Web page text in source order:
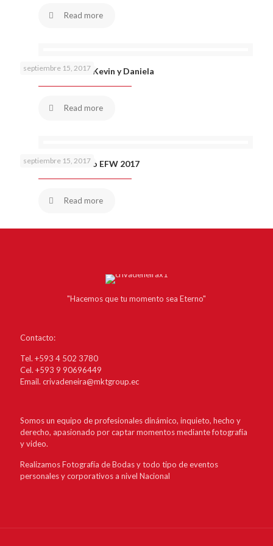
Read more
septiembre 15, 2017
Petición de mano Kevin y Daniela
Read more
septiembre 15, 2017
Martha Arredondo EFW 2017
Read more
"Hacemos que tu momento sea Eterno"
Contacto:
Tel. +593 4 502 3780
Cel. +593 9 90696449
Email. crivadeneira@mktgroup.ec
Somos un equipo de profesionales dinámico, inquieto, hecho y
derecho, apasionado por captar momentos mediante fotografía
y video.
Realizamos Fotografía de Bodas y todo tipo de eventos
personales y corporativos a nivel Nacional